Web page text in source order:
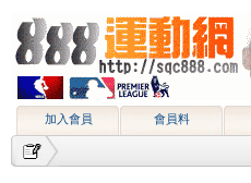
加入會員 會員料